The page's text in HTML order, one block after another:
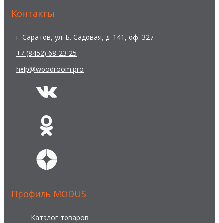
Контакты
г. Саратов, ул. Б. Садовая, д. 141, оф. 327
+7 (8452) 68-23-25
help@woodroom.pro
Профиль MODUS
Каталог товаров